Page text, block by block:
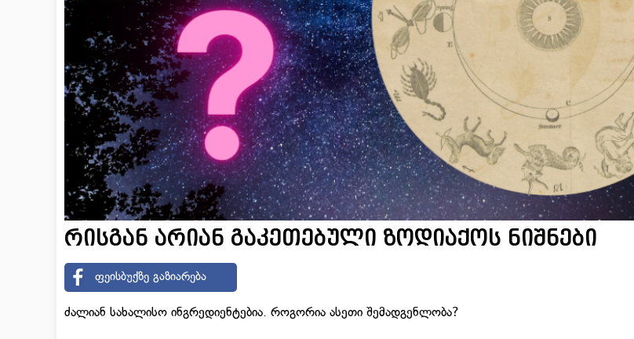
რისგან არიან გაკეთებული ზოდიაქოს ნიშნები
ფეისბუქზე გაზიარება
ძალიან სახალისო ინგრედიენტებია. როგორია ასეთი შემადგენლობა?